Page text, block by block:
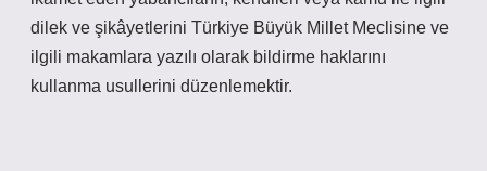
dilek ve şikâyetlerini Türkiye Büyük Millet Meclisine ve
ilgili makamlara yazılı olarak bildirme haklarını
kullanma usullerini düzenlemektir.